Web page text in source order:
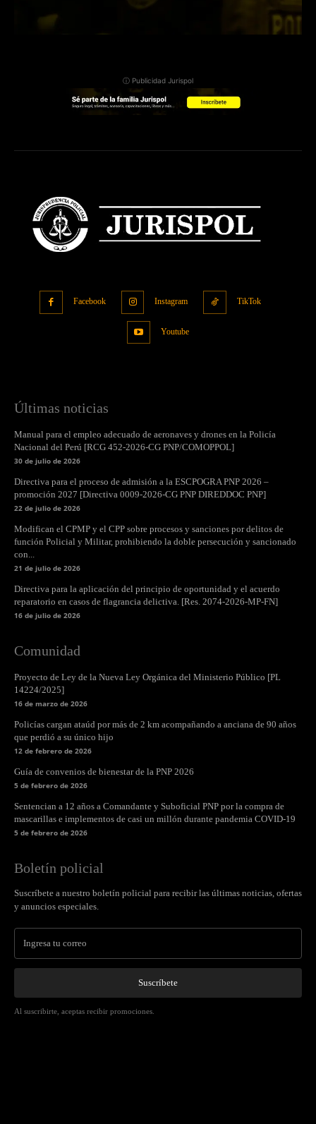
ⓘ Publicidad Jurispol
Facebook Instagram TikTok
Youtube
Últimas noticias
Manual para el empleo adecuado de aeronaves y drones en la Policía
Nacional del Perú [RCG 452-2026-CG PNP/COMOPPOL]
30 de julio de 2026
Directiva para el proceso de admisión a la ESCPOGRA PNP 2026 –
promoción 2027 [Directiva 0009-2026-CG PNP DIREDDOC PNP]
22 de julio de 2026
Modifican el CPMP y el CPP sobre procesos y sanciones por delitos de
función Policial y Militar, prohibiendo la doble persecución y sancionado
con...
21 de julio de 2026
Directiva para la aplicación del principio de oportunidad y el acuerdo
reparatorio en casos de flagrancia delictiva. [Res. 2074-2026-MP-FN]
16 de julio de 2026
Comunidad
Proyecto de Ley de la Nueva Ley Orgánica del Ministerio Público [PL
14224/2025]
16 de marzo de 2026
Policías cargan ataúd por más de 2 km acompañando a anciana de 90 años
que perdió a su único hijo
12 de febrero de 2026
Guía de convenios de bienestar de la PNP 2026
5 de febrero de 2026
Sentencian a 12 años a Comandante y Suboficial PNP por la compra de
mascarillas e implementos de casi un millón durante pandemia COVID-19
5 de febrero de 2026
Boletín policial
Suscríbete a nuestro boletín policial para recibir las últimas noticias, ofertas
y anuncios especiales.
Suscríbete
Al suscribirte, aceptas recibir promociones.